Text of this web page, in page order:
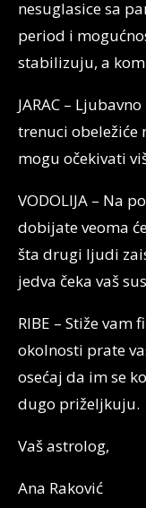
nesuglasice sa
period i
stabilizuju, a
JARAC –
trenuci obeležiće
mogu očekivati
VODOLIJA – Na
dobijate veoma
šta drugi ljudi
jedva čeka vaš
RIBE – Stiže vam
okolnosti prate
osećaj da im se
dugo priželjkuju.
Vaš astrolog,
Ana Raković